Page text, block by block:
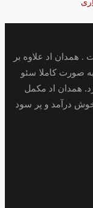
. همدان اد علاوه بر
صورت کاملا سئو
همدان اد مکمل
درآمد و پر سود